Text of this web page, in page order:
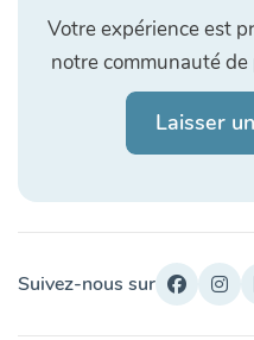
Votre expérience est
notre communauté
Laisser
Suivez-nous sur